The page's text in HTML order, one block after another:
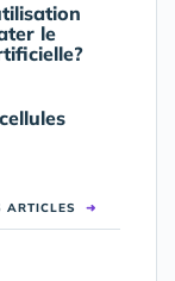
le
ARTICLES ➜